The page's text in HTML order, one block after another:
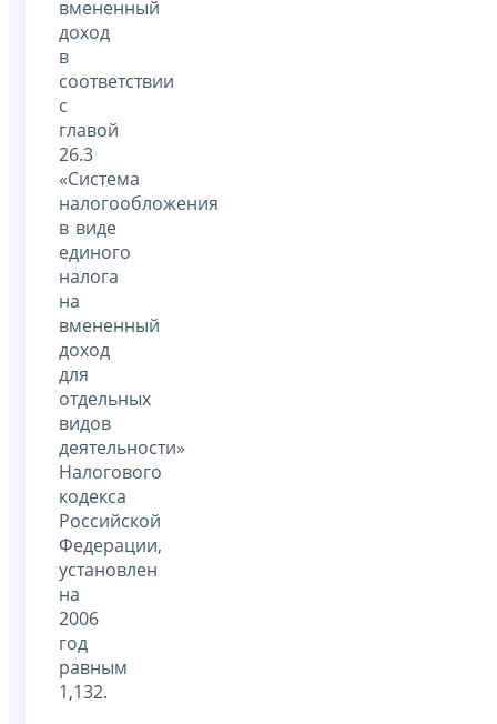
вмененный
доход
в
соответствии
с
главой
26.3
«Система
налогообложения
в виде
единого
налога
на
вмененный
доход
для
отдельных
видов
деятельности»
Налогового
кодекса
Российской
Федерации,
установлен
на
2006
год
равным
1,132.